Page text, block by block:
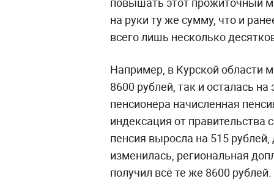
на руки ту же сумму, что и
всего лишь несколько
Например, в Курской области
8600 рублей, так и осталась
пенсионера начисленная
индексация от правительства
пенсия выросла на 515
изменилась, региональная
получил всё те же 8600 рублей.